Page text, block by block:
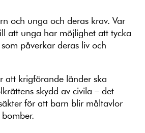
och unga och deras krav. Var
att unga har möjlighet att tycka
påverkar deras liv och
att krigförande länder ska
skydd av civila – det
för att barn blir måltavlor